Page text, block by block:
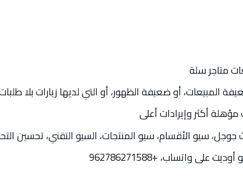
متاجر سلة
المبيعات، أو ضعيفة الظهور، أو التي لديها زيارات بلا
مؤهلة أكثر وإيرادات أعلى
جوجل، سيو الأقسام، سيو المنتجات، السيو التقني، تحسين
على واتساب، +962786271588